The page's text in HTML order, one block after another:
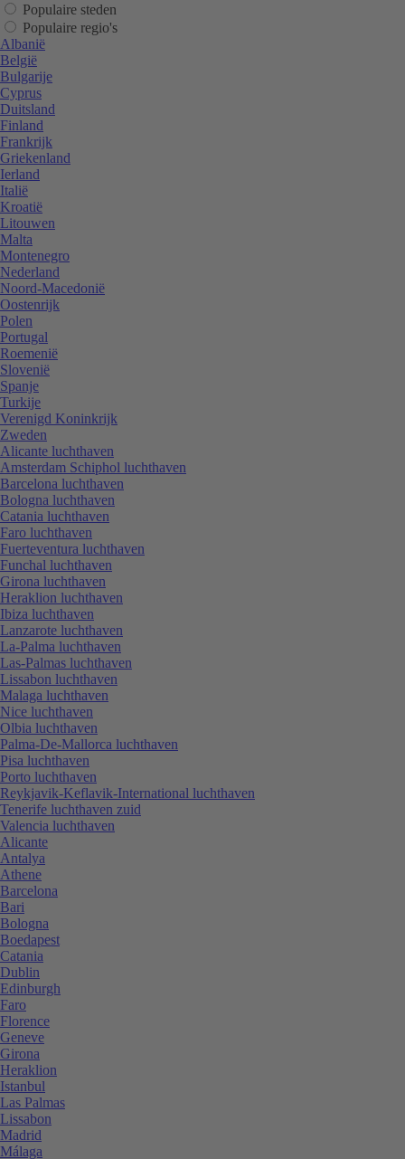
Populaire steden
Populaire regio's
Albanië
België
Bulgarije
Cyprus
Duitsland
Finland
Frankrijk
Griekenland
Ierland
Italië
Kroatië
Litouwen
Malta
Montenegro
Nederland
Noord-Macedonië
Oostenrijk
Polen
Portugal
Roemenië
Slovenië
Spanje
Turkije
Verenigd Koninkrijk
Zweden
Alicante luchthaven
Amsterdam Schiphol luchthaven
Barcelona luchthaven
Bologna luchthaven
Catania luchthaven
Faro luchthaven
Fuerteventura luchthaven
Funchal luchthaven
Girona luchthaven
Heraklion luchthaven
Ibiza luchthaven
Lanzarote luchthaven
La-Palma luchthaven
Las-Palmas luchthaven
Lissabon luchthaven
Malaga luchthaven
Nice luchthaven
Olbia luchthaven
Palma-De-Mallorca luchthaven
Pisa luchthaven
Porto luchthaven
Reykjavik-Keflavik-International luchthaven
Tenerife luchthaven zuid
Valencia luchthaven
Alicante
Antalya
Athene
Barcelona
Bari
Bologna
Boedapest
Catania
Dublin
Edinburgh
Faro
Florence
Geneve
Girona
Heraklion
Istanbul
Las Palmas
Lissabon
Madrid
Málaga